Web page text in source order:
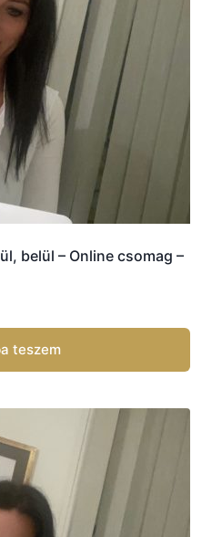
belül – Online csomag –
teszem